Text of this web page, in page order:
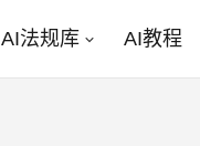
AI法规库 AI教程